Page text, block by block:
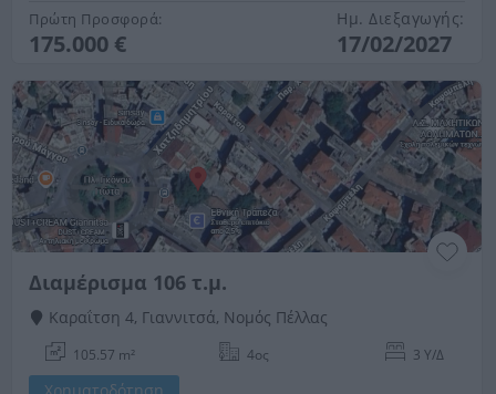
Πρώτη Προσφορά:
175.000 €
Ημ. Διεξαγωγής:
17/02/2027
Διαμέρισμα 106 τ.μ.
Καραΐτση 4, Γιαννιτσά, Νομός Πέλλας
105.57 m² 4ος 3 Υ/Δ